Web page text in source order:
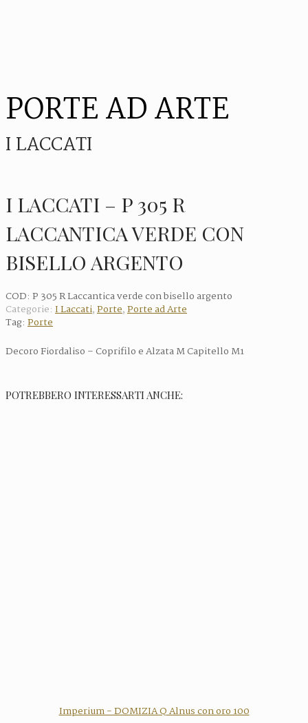
PORTE AD ARTE
I LACCATI
I LACCATI – P 305 R
LACCANTICA VERDE CON
BISELLO ARGENTO
COD: P 305 R Laccantica verde con bisello argento
Categorie: I Laccati,Porte,Porte ad Arte
Tag: Porte
Decoro Fiordaliso – Coprifilo e Alzata M Capitello M1
POTREBBERO INTERESSARTI ANCHE:
Imperium - DOMIZIA Q Alnus con oro 100